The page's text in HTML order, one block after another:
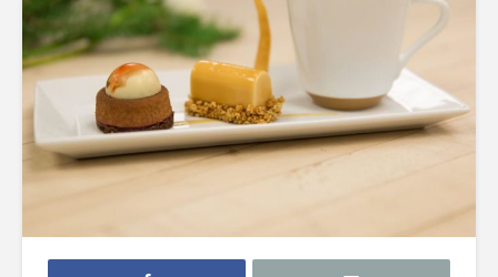
7 façons de
remplacer le pain
menthe,